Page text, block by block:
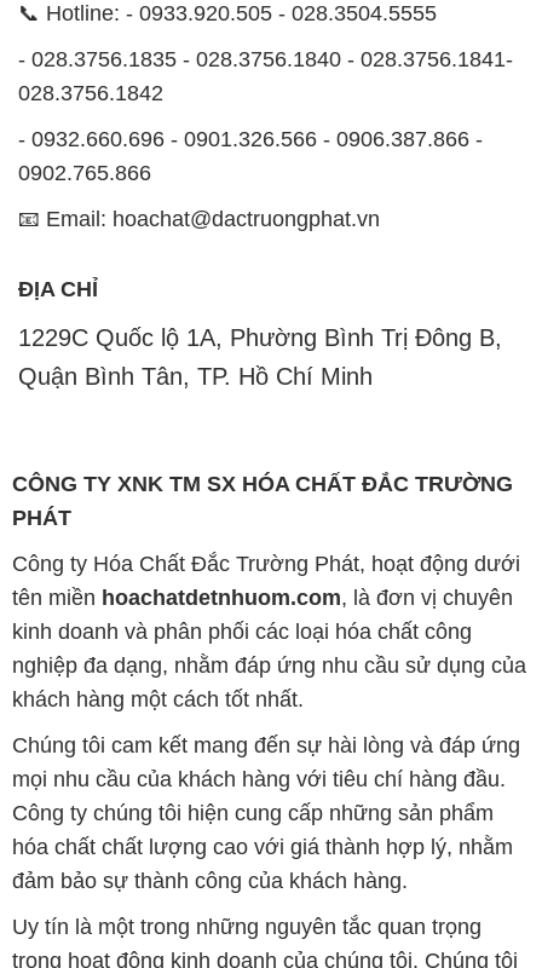
0902.765.866
📧 Email: hoachat@dactruongphat.vn
ĐỊA CHỈ
1229C Quốc lộ 1A, Phường Bình Trị Đông B,
Quận Bình Tân, TP. Hồ Chí Minh
CÔNG TY XNK TM SX HÓA CHẤT ĐẮC TRƯỜNG
PHÁT
kinh doanh và phân phối các loại hóa chất công
nghiệp đa dạng, nhằm đáp ứng nhu cầu sử dụng của
khách hàng một cách tốt nhất.
Chúng tôi cam kết mang đến sự hài lòng và đáp ứng
mọi nhu cầu của khách hàng với tiêu chí hàng đầu.
Công ty chúng tôi hiện cung cấp những sản phẩm
hóa chất chất lượng cao với giá thành hợp lý, nhằm
đảm bảo sự thành công của khách hàng.
Uy tín là một trong những nguyên tắc quan trọng
trong hoạt động kinh doanh của chúng tôi. Chúng tôi
luôn ý thức rằng những sản phẩm mà chúng tôi cung
cấp cần phải đáp ứng tiêu chuẩn chất lượng cao, làm
hài lòng đối tác. Đồng thời, chúng tôi cố gắng duy trì
mức giá hợp lý, tạo điều kiện phát triển và sự tồn tại